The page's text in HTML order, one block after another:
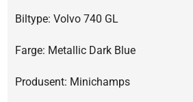
Biltype: Volvo 740 GL
Farge: Metallic Dark Blue
Produsent: Minichamps